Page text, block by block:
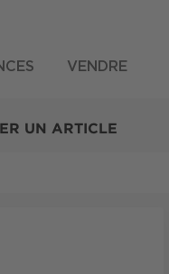
VENDRE
UN ARTICLE